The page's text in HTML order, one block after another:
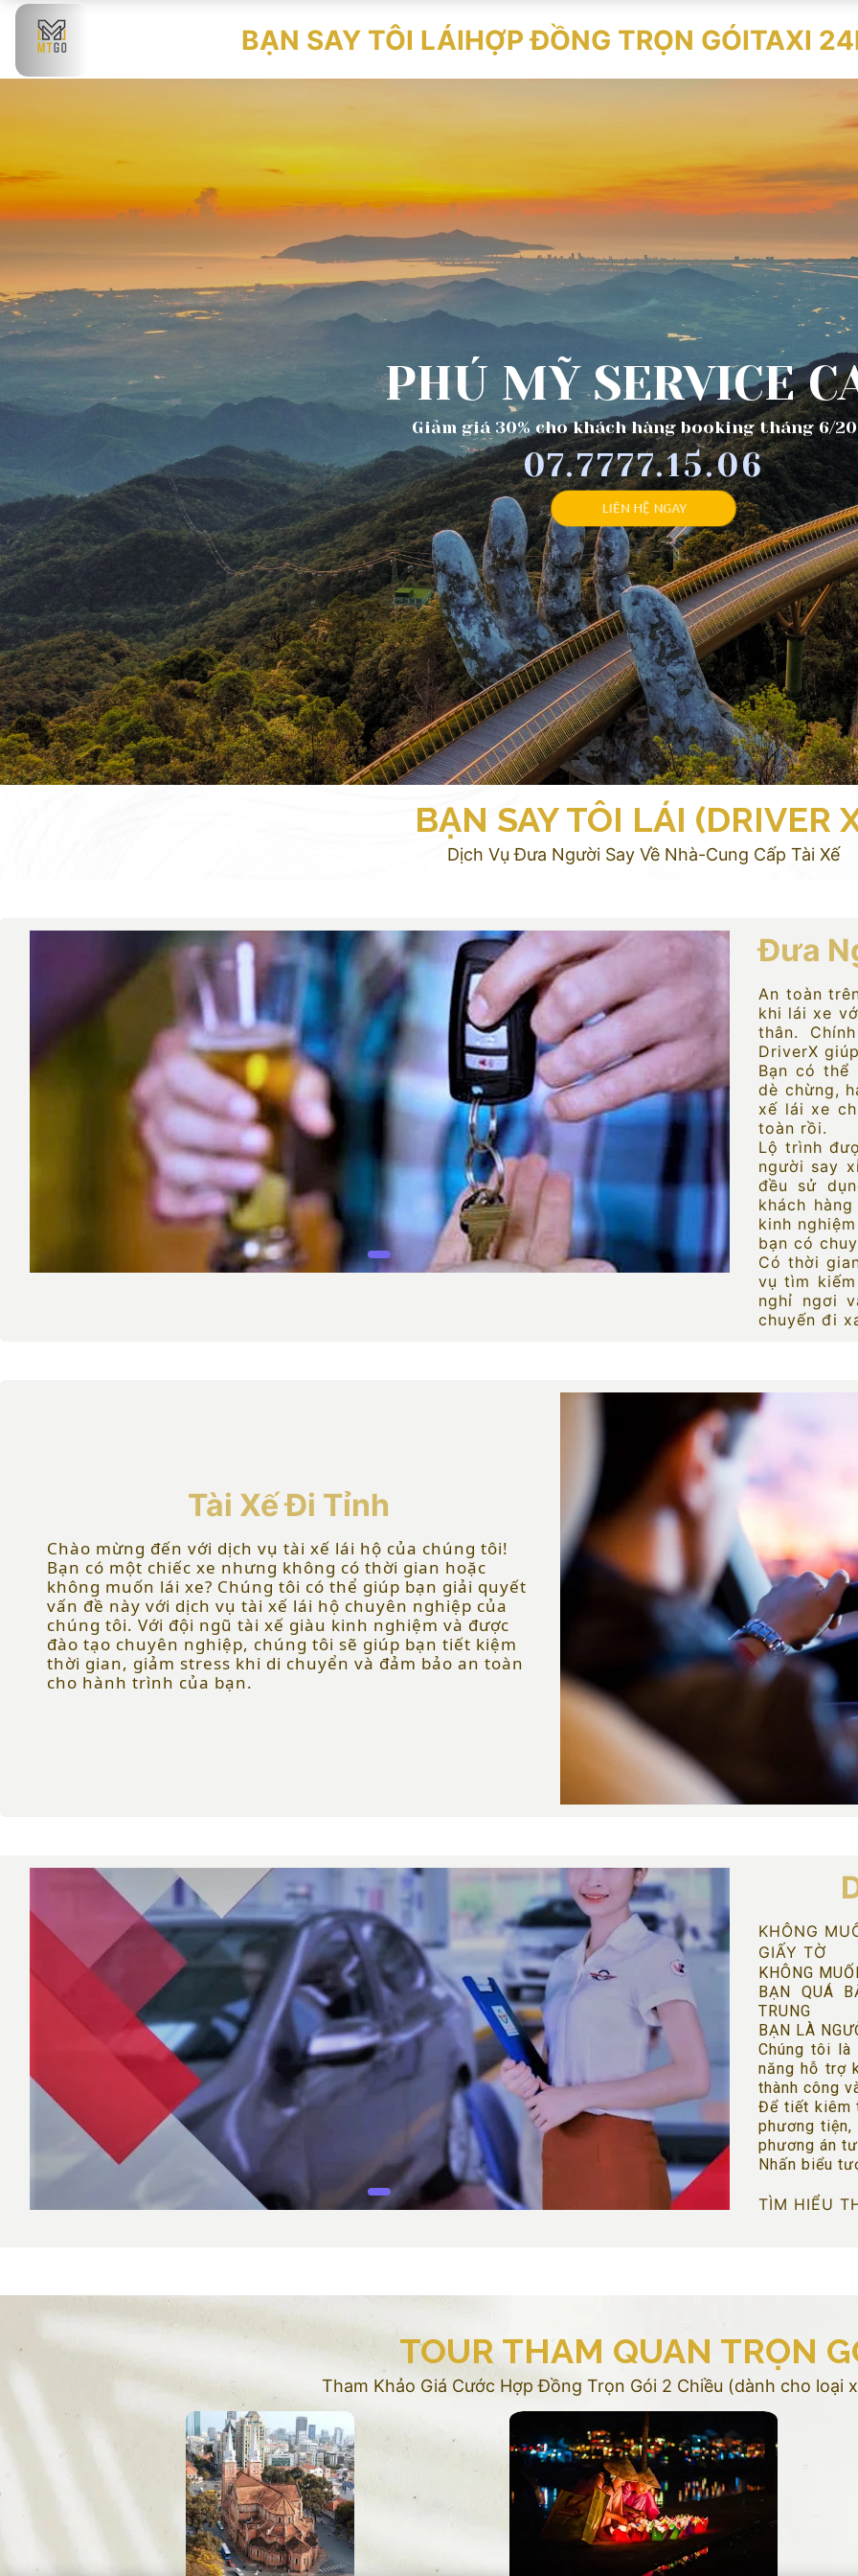
BẠN SAY TÔI LÁIHỢP ĐỒNG TRỌN GÓITAXI
PHÚ MỸ SERVICE
Giảm giá 30% cho khách hàng booking tháng 6/
07.7777.15.06
LIÊN HỆ NGAY
BẠN SAY TÔI LÁI (DRIVER
Dịch Vụ Đưa Người Say Về Nhà-Cung Cấp Tài Xế
Đưa
An toàn
khi lái xe
thân.
DriverX
Bạn có thể
dè chừng,
xế lái xe
toàn rồi.
Lộ trình
người say
đều sử
khách
kinh
bạn có
Có thời
vụ tìm
nghỉ ngơi
chuyến đi
Tài Xế Đi Tỉnh
Chào mừng đến với dịch vụ tài xế lái hộ của chúng tôi!
Bạn có một chiếc xe nhưng không có thời gian hoặc
không muốn lái xe? Chúng tôi có thể giúp bạn giải quyết
vấn đề này với dịch vụ tài xế lái hộ chuyên nghiệp của
chúng tôi. Với đội ngũ tài xế giàu kinh nghiệm và được
đào tạo chuyên nghiệp, chúng tôi sẽ giúp bạn tiết kiệm
thời gian, giảm stress khi di chuyển và đảm bảo an toàn
cho hành trình của bạn.
KHÔNG
GIẤY TỜ
KHÔNG
BẠN QUÁ
TRUNG
BẠN LÀ
Chúng tôi
năng hỗ trợ
thành công
Để tiết kiêm
phương
phương án
Nhấn biểu
TÌM HIỂU
TOUR THAM QUAN TRỌN
Tham Khảo Giá Cước Hợp Đồng Trọn Gói 2 Chiều (dành cho loại